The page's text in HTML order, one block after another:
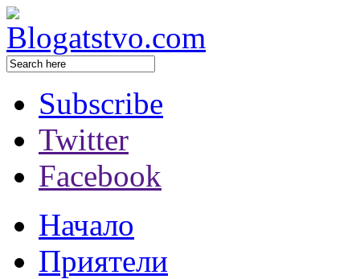
Subscribe
Twitter
Facebook
Начало
Приятели